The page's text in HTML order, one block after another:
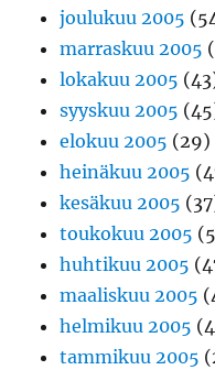
joulukuu 2005
marraskuu 2005
lokakuu 2005
syyskuu 2005
elokuu 2005 (29)
heinäkuu 2005
kesäkuu 2005
toukokuu 2005
huhtikuu 2005
maaliskuu 2005
helmikuu 2005
tammikuu 2005